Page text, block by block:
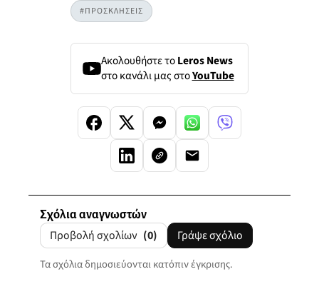
#ΠΡΟΣΚΛΗΣΕΙΣ
Ακολουθήστε τοLeros News
στο κανάλι μας στοYouTube
Σχόλια αναγνωστών
Προβολή σχολίων (0) Γράψε σχόλιο
Τα σχόλια δημοσιεύονται κατόπιν έγκρισης.